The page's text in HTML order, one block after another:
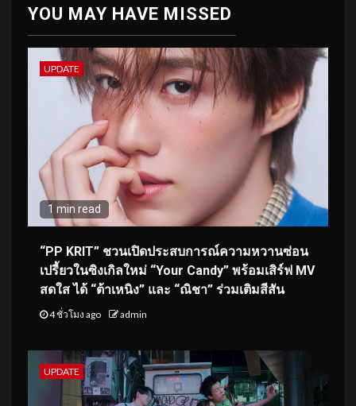
YOU MAY HAVE MISSED
UPDATE
1 min read
“PP KRIT” ชวนเปิดประสบการณ์ความหวานซ่อน
เปรี้ยวในซิงเกิลใหม่ “Your Candy” พร้อมเสิร์ฟ MV
สดใส ได้ “ต้าเหนิง” และ “ณิชา” ร่วมเติมสีสัน
4 ชั่วโมง ago admin
UPDATE